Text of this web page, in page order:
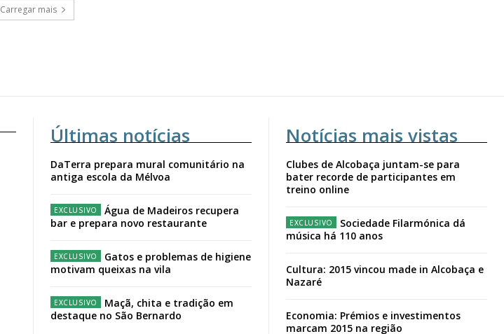
Carregar mais
Últimas notícias
DaTerra prepara mural comunitário na
antiga escola da Mélvoa
Água de Madeiros recupera
bar e prepara novo restaurante
Gatos e problemas de higiene
motivam queixas na vila
Maçã, chita e tradição em
destaque no São Bernardo
Notícias mais vistas
Clubes de Alcobaça juntam-se para
bater recorde de participantes em
treino online
Sociedade Filarmónica dá
música há 110 anos
Cultura: 2015 vincou made in Alcobaça e
Nazaré
Economia: Prémios e investimentos
marcam 2015 na região